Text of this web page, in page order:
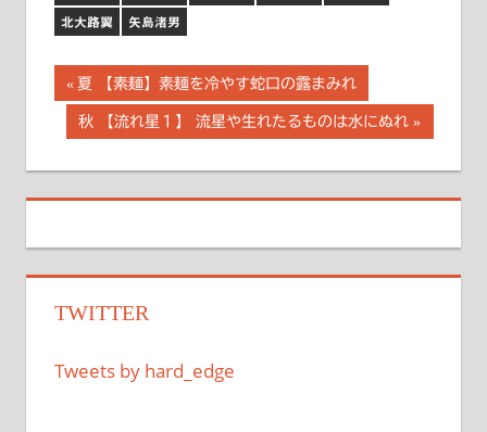
北大路翼 矢島渚男
投
稿
ナ
ゲ
ョ
前
の
記
夏 【素麺】素麺を冷やす蛇口の露まみれ
次
記
事:
秋 【流れ星１】 流星や生れたるものは水にぬれ
TWITTER
Tweets by hard_edge